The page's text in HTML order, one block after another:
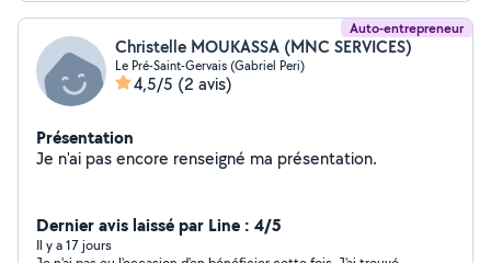
Auto-entrepreneur
Christelle MOUKASSA (MNC SERVICES)
Le Pré-Saint-Gervais (Gabriel Peri)
4,5/5 (2 avis)
Présentation
Je n'ai pas encore renseigné ma présentation.
Dernier avis laissé par Line : 4/5
Il y a 17 jours